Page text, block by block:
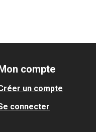
compte
un compte
connecter